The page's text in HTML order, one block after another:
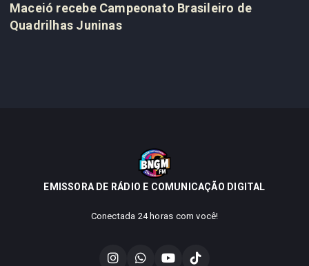
Maceió recebe Campeonato Brasileiro de
Quadrilhas Juninas
EMISSORA DE RÁDIO E COMUNICAÇÃO DIGITAL
Conectada 24 horas com você!